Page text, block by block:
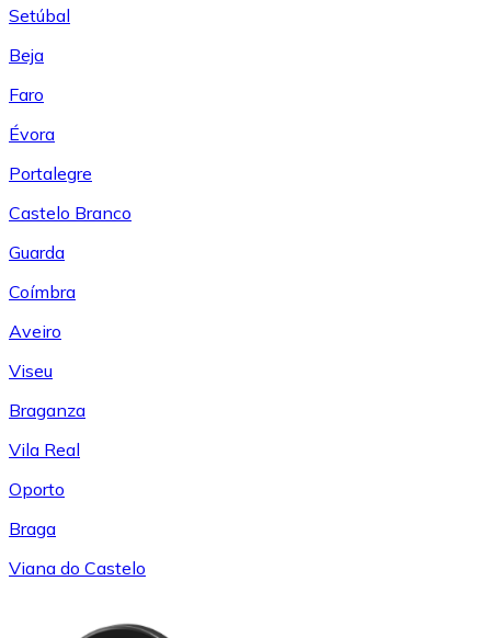
Setúbal
Beja
Faro
Évora
Portalegre
Castelo Branco
Guarda
Coímbra
Aveiro
Viseu
Braganza
Vila Real
Oporto
Braga
Viana do Castelo